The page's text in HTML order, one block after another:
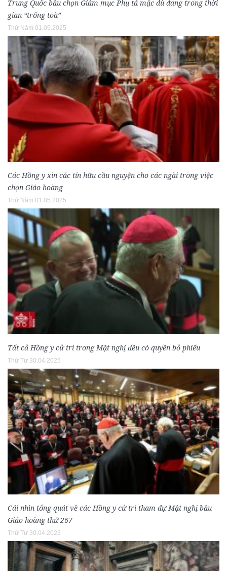
Trung Quốc bầu chọn Giám mục Phụ tá mặc dù đang trong thời
gian “trống toà”
Thứ Năm 01.05.2025
Các Hồng y xin các tín hữu cầu nguyện cho các ngài trong việc
chọn Giáo hoàng
Thứ Năm 01.05.2025
Tất cả Hồng y cử tri trong Mật nghị đều có quyền bỏ phiếu
Thứ Tư 30.04.2025
Cái nhìn tổng quát về các Hồng y cử tri tham dự Mật nghị bầu
Giáo hoàng thứ 267
Thứ Tư 30.04.2025